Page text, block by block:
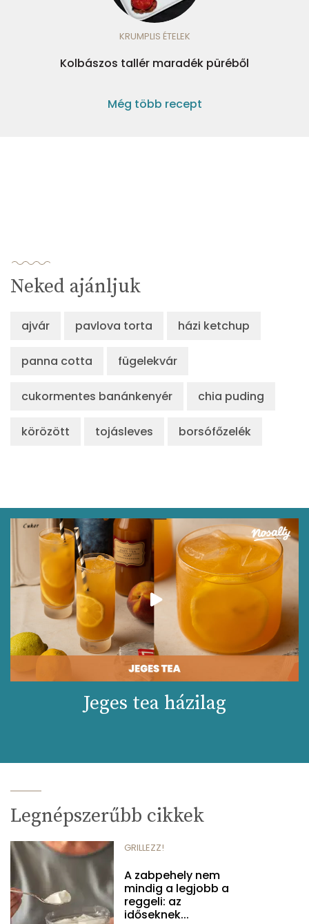
KRUMPLIS ÉTELEK
Kolbászos tallér maradék püréből
Még több recept
Neked ajánljuk
ajvár pavlova torta házi ketchup
panna cotta fügelekvár
cukormentes banánkenyér chia puding
körözött tojásleves borsófőzelék
Jeges tea házilag
Legnépszerűbb cikkek
GRILLEZZ!
A zabpehely nem
mindig a legjobb a
reggeli: az
időseknek...